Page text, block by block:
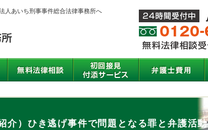
人あいち刑事事件総合法律事務所へ
介）ひき逃げ事件で問題となる罪と弁護活動